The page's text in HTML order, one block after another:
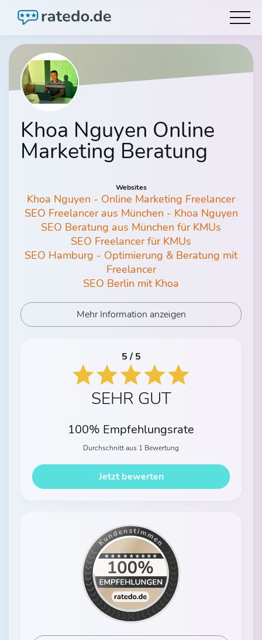
Khoa Nguyen Online
Marketing Beratung
Websites
Khoa Nguyen - Online Marketing Freelancer
SEO Freelancer aus München - Khoa Nguyen
SEO Beratung aus München für KMUs
SEO Freelancer für KMUs
SEO Hamburg - Optimierung & Beratung mit
Freelancer
SEO Berlin mit Khoa
Mehr Information anzeigen
5 / 5
SEHR GUT
100% Empfehlungsrate
Durchschnitt aus 1 Bewertung
Jetzt bewerten